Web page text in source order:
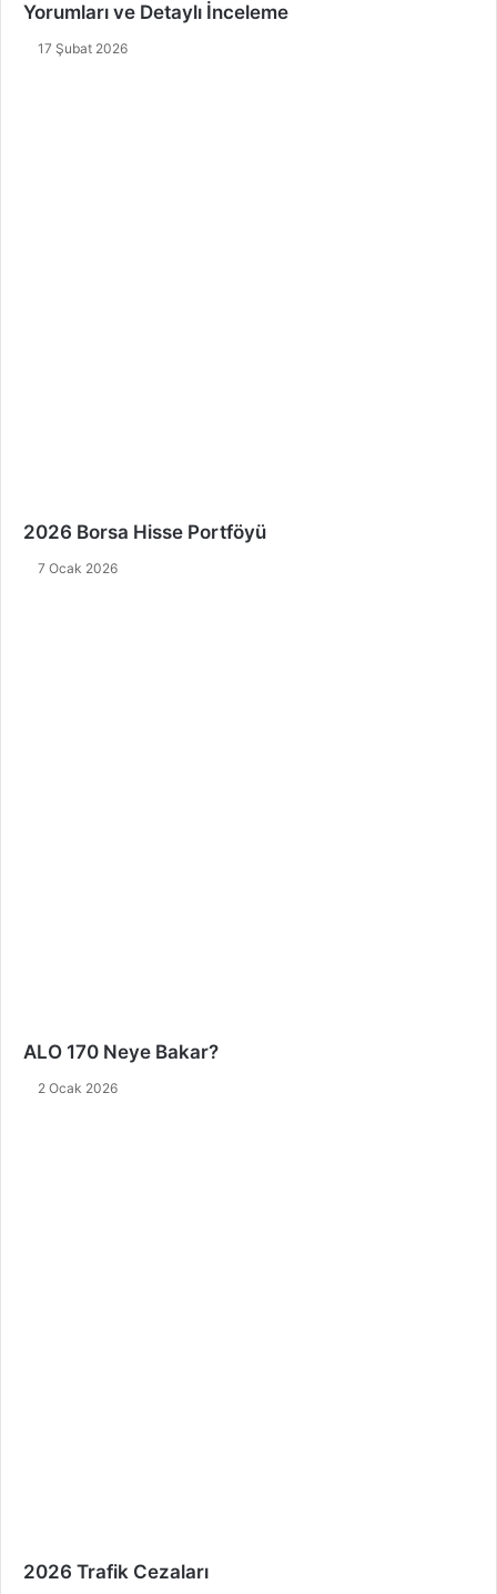
Yorumları ve Detaylı İnceleme
17 Şubat 2026
2026 Borsa Hisse Portföyü
7 Ocak 2026
ALO 170 Neye Bakar?
2 Ocak 2026
2026 Trafik Cezaları